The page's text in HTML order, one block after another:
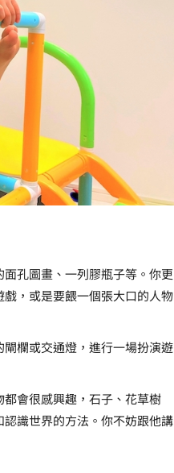
孔圖畫、一列膠瓶子等。你更
，或是要餵一個張大口的人物
欄或交通燈，進行一場扮演遊
會很感興趣，石子、花草樹
識世界的方法。你不妨跟他講